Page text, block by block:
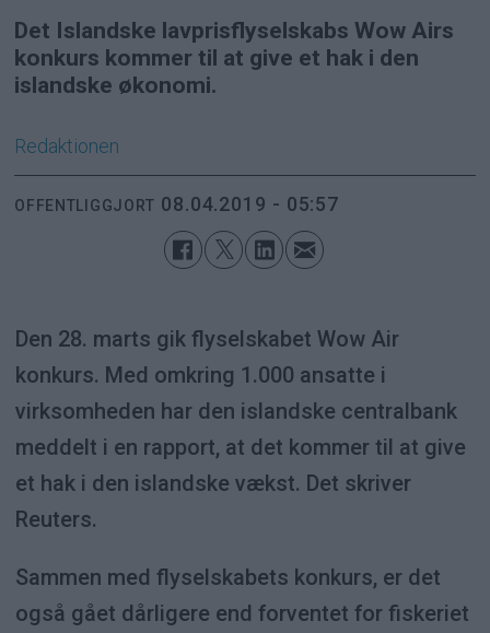
Det Islandske lavprisflyselskabs Wow Airs
konkurs kommer til at give et hak i den
islandske økonomi.
Redaktionen
OFFENTLIGGJORT 08.04.2019 - 05:57
Den 28. marts gik flyselskabet Wow Air
konkurs. Med omkring 1.000 ansatte i
virksomheden har den islandske centralbank
meddelt i en rapport, at det kommer til at give
et hak i den islandske vækst. Det skriver
Reuters.
Sammen med flyselskabets konkurs, er det
også gået dårligere end forventet for fiskeriet